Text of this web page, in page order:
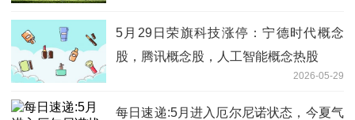
5月29日荣旗科技涨停：宁德时代概念
股，腾讯概念股，人工智能概念热股
2026-05-29
每日速递:5月进入厄尔尼诺状态，今夏气